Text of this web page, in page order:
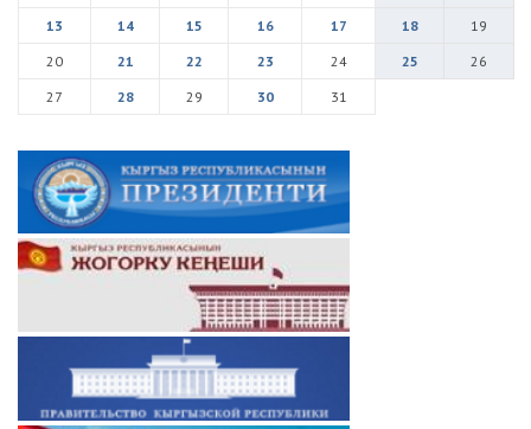
13
14 15 16 17 18
19
20
21 22 23 24 25
26
27
28 29 30 31